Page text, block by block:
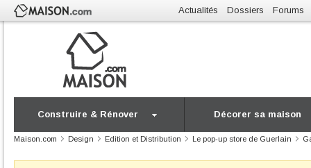
Actualités Dossiers Forums
Construire & Rénover Décorer sa maison
Maison.com Design Edition et Distribution Le pop-up store de Guerlain